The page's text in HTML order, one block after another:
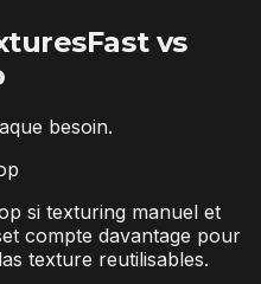
vs
besoin.
si texturing manuel et
compte davantage pour
texture reutilisables.